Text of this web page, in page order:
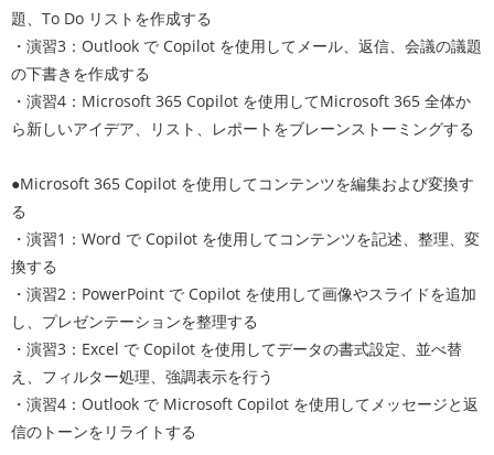
題、To Do リストを作成する
・演習3：Outlook で Copilot を使用してメール、返信、会議の議題
の下書きを作成する
・演習4：Microsoft 365 Copilot を使用してMicrosoft 365 全体か
ら新しいアイデア、リスト、レポートをブレーンストーミングする
●Microsoft 365 Copilot を使用してコンテンツを編集および変換す
る
・演習1：Word で Copilot を使用してコンテンツを記述、整理、変
換する
・演習2：PowerPoint で Copilot を使用して画像やスライドを追加
し、プレゼンテーションを整理する
・演習3：Excel で Copilot を使用してデータの書式設定、並べ替
え、フィルター処理、強調表示を行う
・演習4：Outlook で Microsoft Copilot を使用してメッセージと返
信のトーンをリライトする